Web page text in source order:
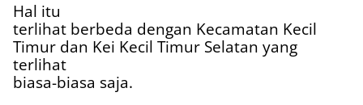
Hal itu
terlihat berbeda dengan Kecamatan Kecil
Timur dan Kei Kecil Timur Selatan yang
terlihat
biasa-biasa saja.